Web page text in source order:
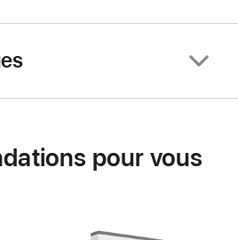
pour vous